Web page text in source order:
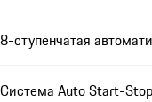
8-ступенчатая
Система Auto Start-